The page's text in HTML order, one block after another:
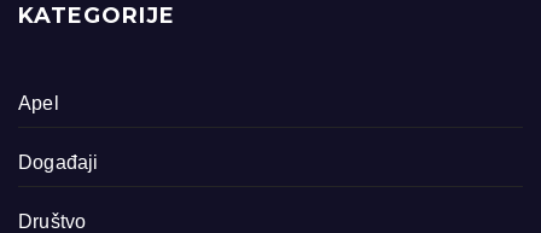
KATEGORIJE
Apel
Događaji
Društvo